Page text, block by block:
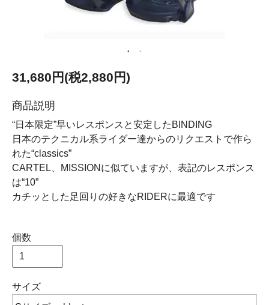
31,680円(税2,880円)
商品説明
“日本限定”早いレスポンスと安定したBINDING
日本のテクニカル系ライダー達からのリクエストで作ら
れた“classics”
CARTEL、MISSIONに似ていますが、表記のレスポンス
は“10”
カチッとした足回りの好きなRIDERに最適です
個数
サイズ